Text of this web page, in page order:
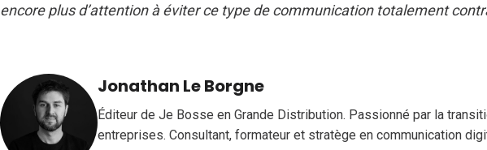
encore plus d’attention à éviter ce type de communication totalement
Jonathan Le Borgne
Éditeur de Je Bosse en Grande Distribution. Passionné par la
entreprises. Consultant, formateur et stratège en communication